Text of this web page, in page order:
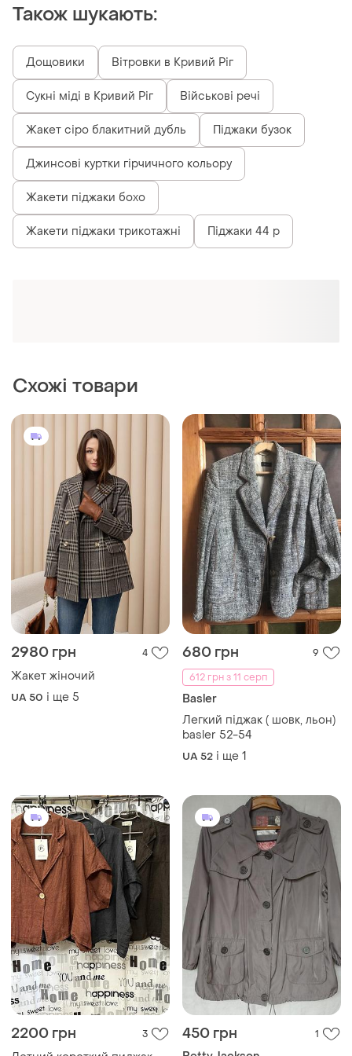
Також шукають:
2980 грн
Жакет жіночий
UA 50 і ще 5
680 грн
9
612 грн з 11 серп
Basler
Легкий піджак ( шовк, льон)
basler 52-54
UA 52 і ще 1
2200 грн 3
Летний короткий пиджак
100% лён, италия, оверсайз
50-56
UA 50 і ще 3
450 грн 1
Betty Jackson
Куртка коротка betty jackson
з кишенями,погонами 54
сірий
UA 52 і ще